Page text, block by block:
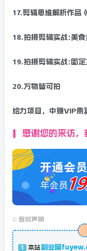
17.剪辑思维解析作品
18.拍摄剪辑实战:美
19.拍摄剪辑实战:固定
20.万物皆可拍
给力项目，中赚VIP贵
感谢您的来访，
© 版权声明
1 本站副业网